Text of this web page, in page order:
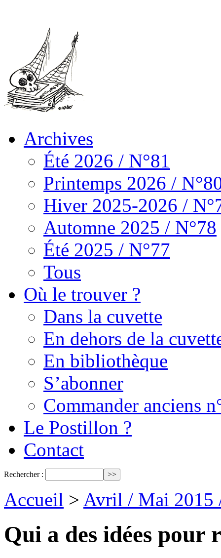
Archives
Été 2026 / N°81
Printemps 2026 /
Hiver 2025-2026 /
Automne 2025 / N°78
Été 2025 / N°77
Tous
Où le trouver ?
Dans la cuvette
En dehors de la
En bibliothèque
S’abonner
Commander anciens
Le Postillon ?
Contact
Rechercher :
Accueil > Avril / Mai 2015
Qui a des idées pour